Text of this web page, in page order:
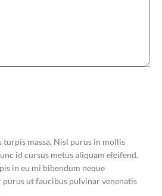
turpis massa. Nisl purus in mollis
id cursus metus aliquam eleifend.
in eu mi bibendum neque
purus ut faucibus pulvinar venenatis